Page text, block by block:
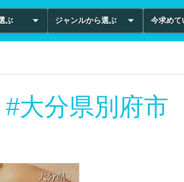
ぶ ジャンルから選ぶ 今求めて
#大分県別府市